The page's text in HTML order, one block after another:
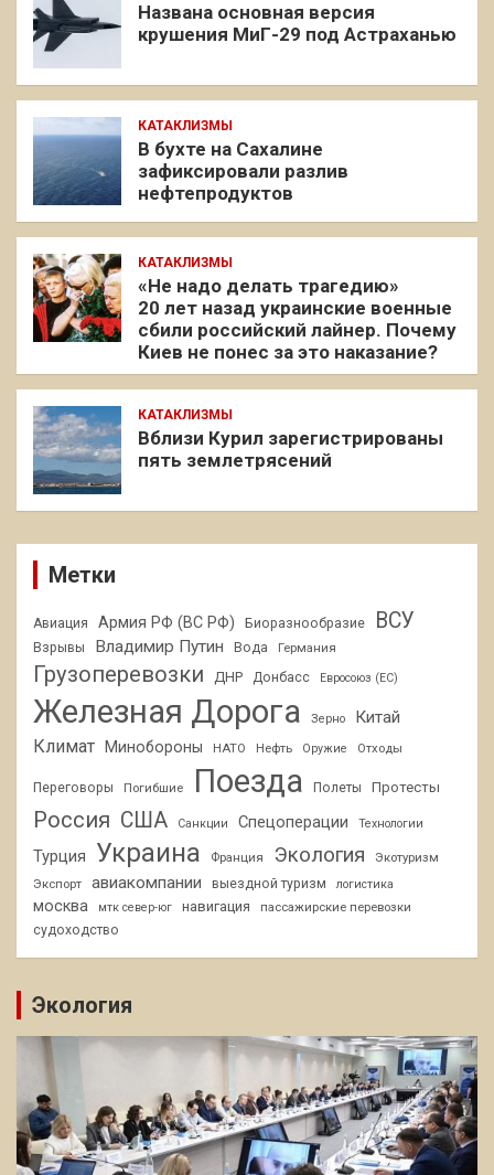
Названа основная версия
крушения МиГ-29 под Астраханью
КАТАКЛИЗМЫ
В бухте на Сахалине
зафиксировали разлив
нефтепродуктов
КАТАКЛИЗМЫ
«Не надо делать трагедию»
20 лет назад украинские военные
сбили российский лайнер. Почему
Киев не понес за это наказание?
КАТАКЛИЗМЫ
Вблизи Курил зарегистрированы
пять землетрясений
Метки
Авиация Армия РФ (ВС РФ) Биоразнообразие ВСУ
Взрывы Владимир Путин Вода Германия
Грузоперевозки ДНР Донбасс Евросоюз (ЕС)
Железная Дорога Зерно Китай
Климат Минобороны НАТО Нефть Оружие Отходы
Переговоры Погибшие Поезда Полеты Протесты
Россия США Санкции Спецоперации Технологии
Турция Украина Франция Экология
Экотуризм
Экспорт
авиакомпании выездной туризм логистика
москва мтк север-юг навигация
пассажирские перевозки
судоходство
Экология